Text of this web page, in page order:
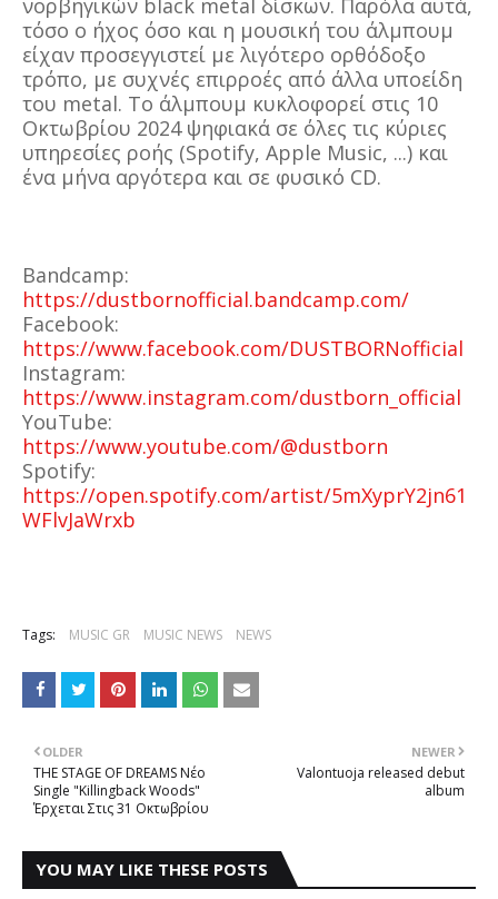
νορβηγικών black metal δίσκων. Παρόλα αυτά,
τόσο ο ήχος όσο και η μουσική του άλμπουμ
είχαν προσεγγιστεί με λιγότερο ορθόδοξο
τρόπο, με συχνές επιρροές από άλλα υποείδη
του metal. Το άλμπουμ κυκλοφορεί στις 10
Οκτωβρίου 2024 ψηφιακά σε όλες τις κύριες
υπηρεσίες ροής (Spotify, Apple Music, ...) και
ένα μήνα αργότερα και σε φυσικό CD.
Bandcamp:
https://dustbornofficial.bandcamp.com/
Facebook:
https://www.facebook.com/DUSTBORNofficial
Instagram:
https://www.instagram.com/dustborn_official
YouTube:
https://www.youtube.com/@dustborn
Spotify:
https://open.spotify.com/artist/5mXyprY2jn61
WFlvJaWrxb
Tags: MUSIC GR MUSIC NEWS NEWS
NEWER
Valontuoja released debut
album
OLDER
THE STAGE OF DREAMS Νέο
Single "Killingback Woods"
Έρχεται Στις 31 Οκτωβρίου
YOU MAY LIKE THESE POSTS